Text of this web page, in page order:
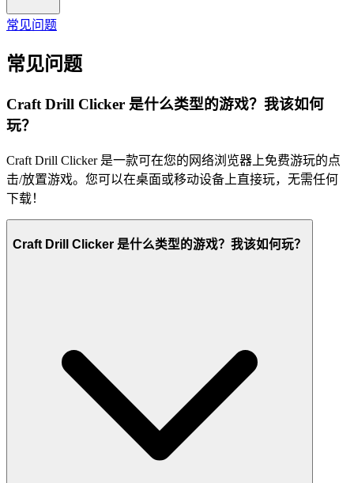
常见问题
常见问题
Craft Drill Clicker 是什么类型的游戏？我该如何
玩？
Craft Drill Clicker 是一款可在您的网络浏览器上免费游玩的点
击/放置游戏。您可以在桌面或移动设备上直接玩，无需任何
下载！
Craft Drill Clicker 是什么类型的游戏？我该如何玩？